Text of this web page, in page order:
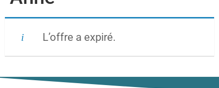
L’offre a expiré.